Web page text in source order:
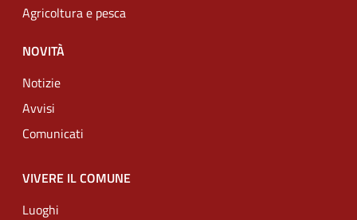
Agricoltura e pesca
NOVITÀ
Notizie
Avvisi
Comunicati
VIVERE IL COMUNE
Luoghi